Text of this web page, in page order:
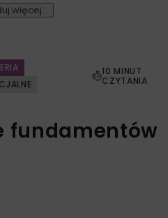
więcej...
10 MINUT
CZYTANIA
fundamentów